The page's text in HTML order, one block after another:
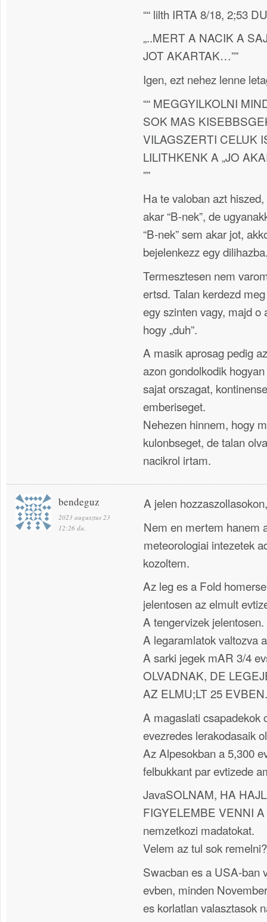
““ lilth IRTA 8/18, 2;53
„..MERT A NACIK A
JOT AKARTAK…””
Igen, ezt nehez lenne
““ MEGGYILKOLNI
SOK MAS
VILAGSZERTI CELUK
LILITHKENK A „JO
””
Ha te valoban azt hiszed,
akar “B-nek”, de
“B-nek” sem akar jot,
bejelenkezz egy
Termesztesen nem
ertsd. Talan kerdezd
egy szinten vagy, majd o
hogy „duh”.
A masik aprosag pedig
azon gondolkodik
sajat orszagat,
emberiseget.
Nehezen hinnem, hogy
kulonbseget, de talan
nacikrol irtam.
bendeguz
2023 augusztus 23
12:26 du.
A jelen
Nem en mertem hanem
meteorologiai intezetek
kozoltem.
Az leg es a Fold
jelentosen az elmult
A tengervizek jelentosen.
A legaramlatok valtozva
A sarki jegek mAR 3/4
OLVADNAK, DE
AZ ELMU;LT 25 EVBEN.
A magaslati csapadekok
evezredes lerakodasaik
Az Alpesokban a 5,300
felbukkant par evtizede
JavaSOLNAM, HA
FIGYELEMBE VENNI
nemzetkozi madatokat.
Velem az tul sok
Swacban es a USA-ban
evben, minden
es korlatlan valasztasok